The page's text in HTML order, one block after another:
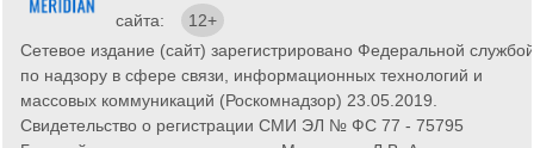
сайта:
12+
Сетевое издание (сайт) зарегистрировано Федеральной службой
по надзору в сфере связи, информационных технологий и
массовых коммуникаций (Роскомнадзор) 23.05.2019.
Свидетельство о регистрации СМИ ЭЛ № ФС 77 - 75795